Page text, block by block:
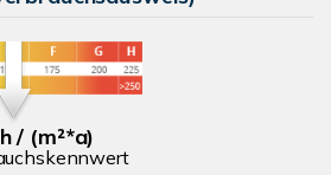
/ (m²*a)